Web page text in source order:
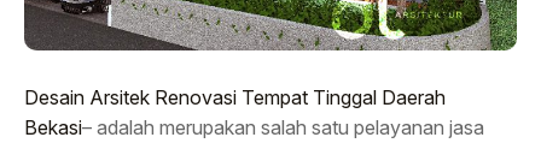
Desain Arsitek Renovasi Tempat Tinggal Daerah
Bekasi– adalah merupakan salah satu pelayanan jasa